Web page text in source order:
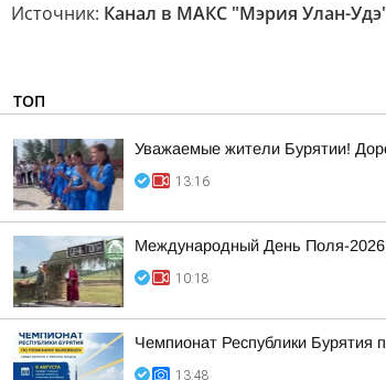
Источник: Канал в МАКС "Мэрия Улан-
ТОП
Уважаемые жители Бурятии!
13:16
Международный День Поля-2026
10:18
Чемпионат Республики Бурятия
13:48